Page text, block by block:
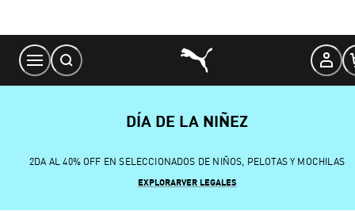
Content
DÍA DE LA NIÑEZ
2DA AL 40% OFF EN SELECCIONADOS DE NIÑOS, PELOTAS Y MOCHILAS
EXPLORARVER LEGALES